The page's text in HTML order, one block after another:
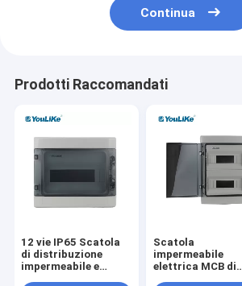
Continua
Prodotti Raccomandati
12 vie IP65 Scatola
di distribuzione
impermeabile e
Scatola
impermeabile
elettrica MCB di